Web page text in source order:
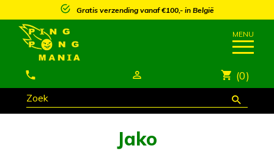
Gratis verzending vanaf €100,- in België
(0)
Jako